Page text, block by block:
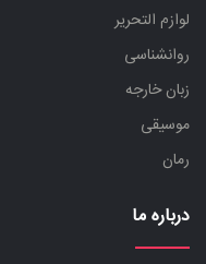
لوازم التحریر
روانشناسی
زبان خارجه
موسیقی
رمان
درباره ما